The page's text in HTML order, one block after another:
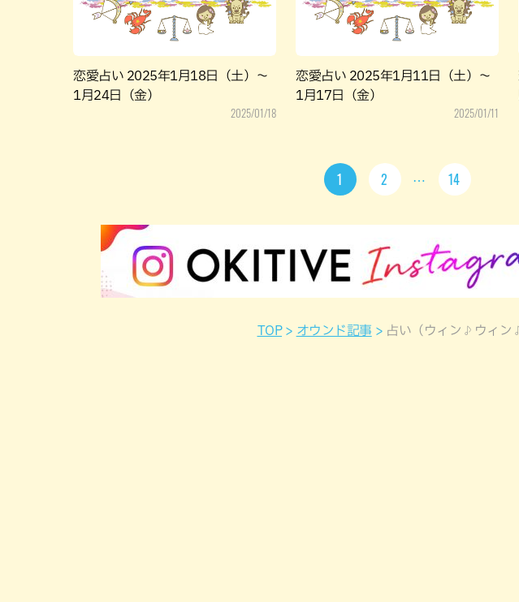
恋愛占い 2025年1月18日（土）～
1月24日（金）
2025/01/18
恋愛占い 2025年1月11日（土）～
1月17日（金）
2025/01/11
1 2 14
TOP オウンド記事 占い（ウィン♪ウィン